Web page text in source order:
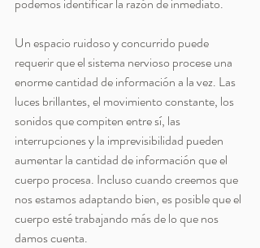
Un espacio ruidoso y concurrido puede
requerir que el sistema nervioso procese una
enorme cantidad de información a la vez. Las
luces brillantes, el movimiento constante, los
sonidos que compiten entre sí, las
interrupciones y la imprevisibilidad pueden
aumentar la cantidad de información que el
cuerpo procesa. Incluso cuando creemos que
nos estamos adaptando bien, es posible que el
cuerpo esté trabajando más de lo que nos
damos cuenta.